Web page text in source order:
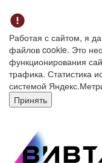
Работая с сайтом, я
файлов cookie. Это
функционирования
трафика. Статистика
системой
Принять